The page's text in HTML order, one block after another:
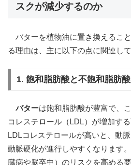
スクが減少するのか
バターを植物油に置き換えるこ
る理由は、主に以下の点に関連して
1. 飽和脂肪酸と不飽和脂肪
バターは飽和脂肪酸が豊富で、
コレステロール（LDL）が増加する
LDLコレステロールが高いと、動
動脈硬化が進行しやすくなります
臓病や脳卒中）のリスクを高める